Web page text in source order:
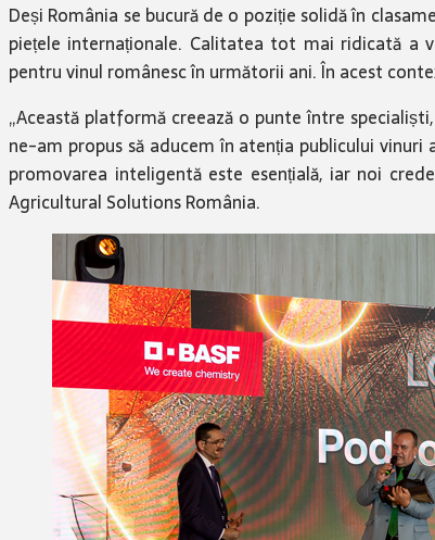
Deși România se bucură de o poziție solidă în
piețele internaționale. Calitatea tot mai ridicată a
pentru vinul românesc în următorii ani. În acest
„Această platformă creează o punte între
ne-am propus să aducem în atenția publicului
promovarea inteligentă este esențială, iar noi
Agricultural Solutions România.